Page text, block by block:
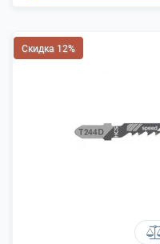
Скидка 12%